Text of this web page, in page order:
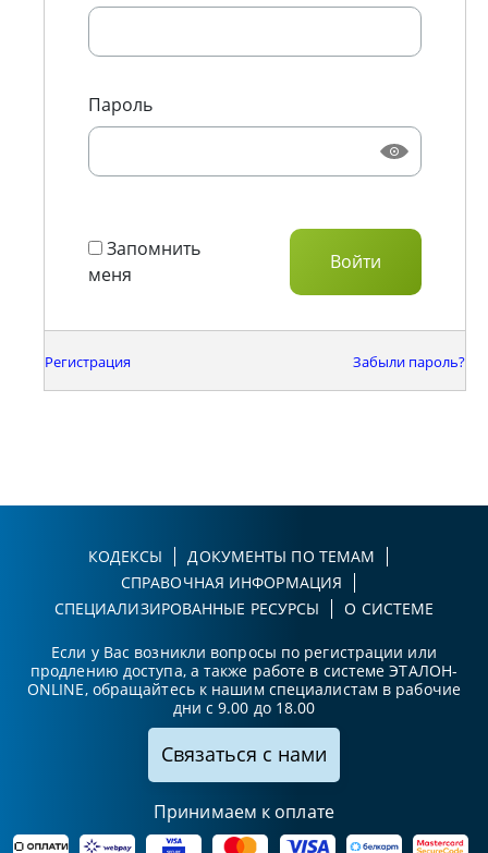
Пароль
Запомнить
меня
Регистрация Забыли пароль?
КОДЕКСЫ
ДОКУМЕНТЫ ПО ТЕМАМ
СПРАВОЧНАЯ ИНФОРМАЦИЯ
СПЕЦИАЛИЗИРОВАННЫЕ РЕСУРСЫ
О СИСТЕМЕ
Если у Вас возникли вопросы по регистрации или
продлению доступа, а также работе в системе ЭТАЛОН-
ONLINE, обращайтесь к нашим специалистам в рабочие
дни с 9.00 до 18.00
Связаться с нами
Принимаем к оплате